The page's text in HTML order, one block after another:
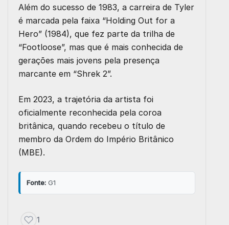
Além do sucesso de 1983, a carreira de Tyler
é marcada pela faixa “Holding Out for a
Hero” (1984), que fez parte da trilha de
“Footloose”, mas que é mais conhecida de
gerações mais jovens pela presença
marcante em “Shrek 2”.
Em 2023, a trajetória da artista foi
oficialmente reconhecida pela coroa
britânica, quando recebeu o título de
membro da Ordem do Império Britânico
(MBE).
Fonte: G1
1